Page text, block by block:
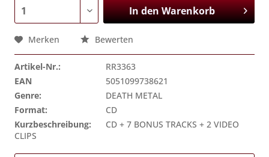
In denWarenkorb
Merken Bewerten
Artikel-Nr.:
RR3363
EAN
5051099738621
Genre:
DEATH METAL
Format:
CD
Kurzbeschreibung:
CD + 7 BONUS TRACKS + 2 VIDEO
CLIPS